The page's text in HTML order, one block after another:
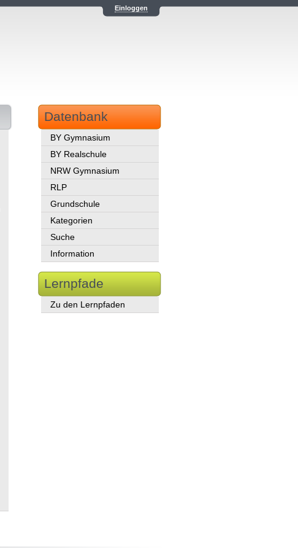
Einloggen
Datenbank
BY Gymnasium
BY Realschule
NRW Gymnasium
RLP
Grundschule
Kategorien
Suche
Information
Lernpfade
Zu den Lernpfaden